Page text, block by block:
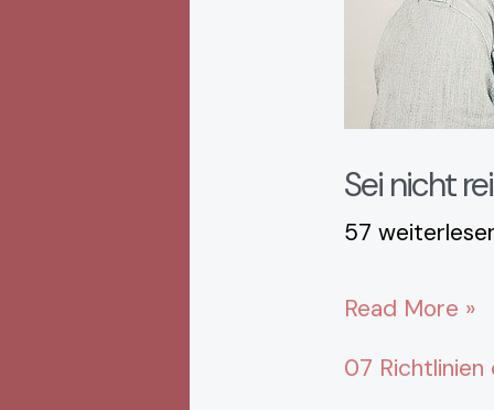
Sei nicht
57
Read More »
07 Richtlinien